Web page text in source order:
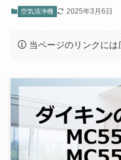
空気清浄機 2025年3月6日
当ページのリンクには